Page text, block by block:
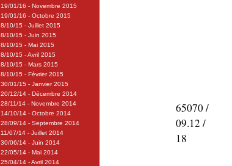
19/01/16 - Novembre 2015
19/01/16 - Octobre 2015
8/10/15 - Juillet 2015
8/10/15 - Juin 2015
8/10/15 - Mai 2015
8/10/15 - Avril 2015
8/10/15 - Mars 2015
8/10/15 - Février 2015
30/01/15 - Janvier 2015
20/12/14 - Décembre 2014
28/11/14 - Novembre 2014
14/10/14 - Octobre 2014
28/09/14 - Septembre 2014
11/07/14 - Juillet 2014
30/06/14 - Juin 2014
22/05/14 - Mai 2014
25/04/14 - Avril 2014
65070 /
09.12 /
18